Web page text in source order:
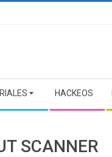
HACKEOS
SCANNER